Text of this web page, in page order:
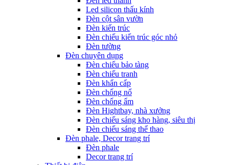
Led silicon thấu kính
Đèn cột sân vườn
Đèn kiến trúc
Đèn chiếu kiến trúc góc nhỏ
Đèn tường
Đèn chuyên dụng
Đèn chiếu bảo tàng
Đèn chiếu tranh
Đèn khẩn cấp
Đèn chống nổ
Đèn chống ẩm
Đèn Hightbay, nhà xưởng
Đèn chiếu sáng kho hàng, siêu thị
Đèn chiếu sáng thể thao
Đèn phale, Decor trang trí
Đèn phale
Decor trang trí